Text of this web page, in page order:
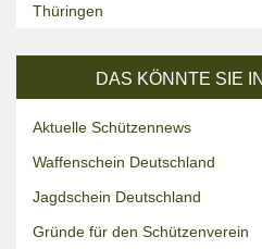
Thüringen
DAS KÖNNTE SIE
Aktuelle Schützennews
Waffenschein Deutschland
Jagdschein Deutschland
Gründe für den Schützenverein